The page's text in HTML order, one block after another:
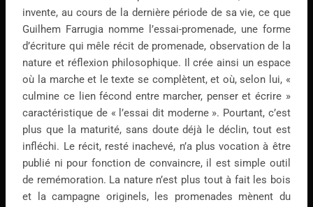
invente, au cours de la dernière période de sa vie, ce que
Guilhem Farrugia nomme l’essai-promenade, une forme
d’écriture qui mêle récit de promenade, observation de la
nature et réflexion philosophique. Il crée ainsi un espace
où la marche et le texte se complètent, et où, selon lui, «
culmine ce lien fécond entre marcher, penser et écrire »
caractéristique de « l’essai dit moderne ». Pourtant, c’est
plus que la maturité, sans doute déjà le déclin, tout est
infléchi. Le récit, resté inachevé, n’a plus vocation à être
publié ni pour fonction de convaincre, il est simple outil
de remémoration. La nature n’est plus tout à fait les bois
et la campagne originels, les promenades mènent du